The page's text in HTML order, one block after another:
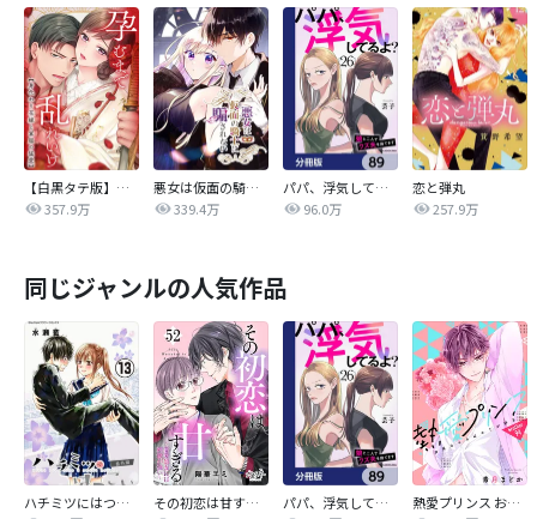
【白黒タテ版】孕むまで乱れいけ～身代わり花嫁と軍服の猛愛
357.9万
悪女は仮面の騎士に騙されない
339.4万
パパ、浮気してるよ？娘と二人でクズ夫を捨てます【分冊版】
96.0万
恋と弾丸
257.9万
同じジャンルの人気作品
ハチミツにはつこい
その初恋は甘すぎる～恋愛処女には刺激が強い～
パパ、浮気してるよ？娘と二人でクズ夫を捨てます【分冊版】
熱愛プリンス お兄ちゃんはキミが好き